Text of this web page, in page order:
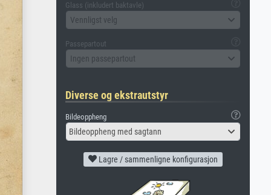
Glass (inkludert baktavle)
Vennligst velg
Passepartout
Ingen passepartout
Diverse og ekstrautstyr
Bildeoppheng
Bildeoppheng med sagtann
Lagre / sammenligne konfigurasjon